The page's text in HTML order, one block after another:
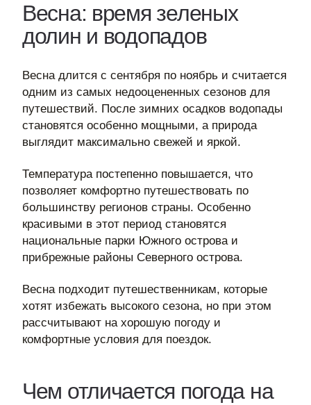
Весна: время зеленых
долин и водопадов
Весна длится с сентября по ноябрь и считается
одним из самых недооцененных сезонов для
путешествий. После зимних осадков водопады
становятся особенно мощными, а природа
выглядит максимально свежей и яркой.
Температура постепенно повышается, что
позволяет комфортно путешествовать по
большинству регионов страны. Особенно
красивыми в этот период становятся
национальные парки Южного острова и
прибрежные районы Северного острова.
Весна подходит путешественникам, которые
хотят избежать высокого сезона, но при этом
рассчитывают на хорошую погоду и
комфортные условия для поездок.
Чем отличается погода на